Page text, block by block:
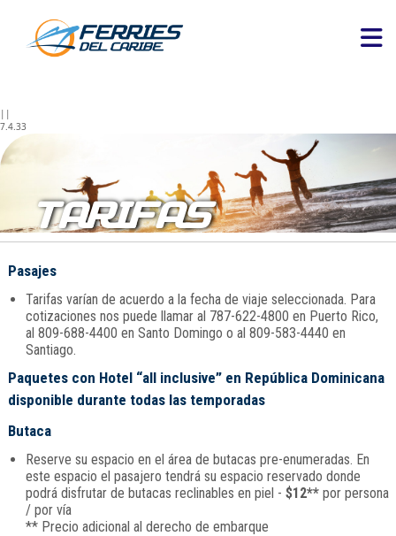
||
7.4.33
TARIFAS
Pasajes
Tarifas varían de acuerdo a la fecha de viaje seleccionada. Para
cotizaciones nos puede llamar al 787-622-4800 en Puerto Rico,
al 809-688-4400 en Santo Domingo o al 809-583-4440 en
Santiago.
Paquetes con Hotel “all inclusive” en República Dominicana
disponible durante todas las temporadas
Butaca
Reserve su espacio en el área de butacas pre-enumeradas. En
este espacio el pasajero tendrá su espacio reservado donde
podrá disfrutar de butacas reclinables en piel - $12**por persona
/ por vía
** Precio adicional al derecho de embarque